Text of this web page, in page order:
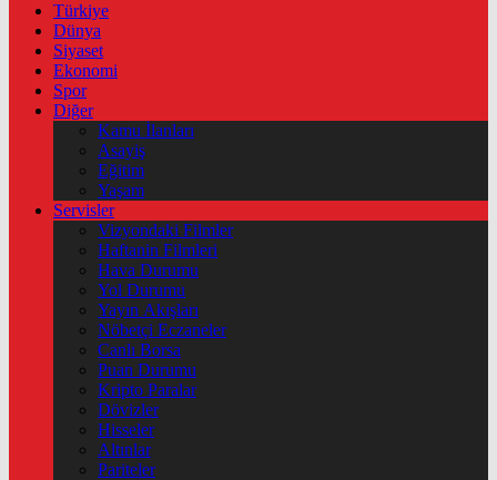
Türkiye
Dünya
Siyaset
Ekonomi
Spor
Diğer
Kamu İlanları
Asayiş
Eğitim
Yaşam
Servisler
Vizyondaki Filmler
Haftanin Filmleri
Hava Durumu
Yol Durumu
Yayın Akışları
Nöbetçi Eczaneler
Canlı Borsa
Puan Durumu
Kripto Paralar
Dövizler
Hisseler
Altınlar
Pariteler